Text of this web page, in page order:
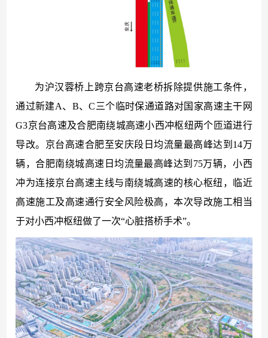
为沪汉蓉桥上跨京台高速老桥拆除提供施工条件，
通过新建A、B、C三个临时保通道路对国家高速主干网
G3京台高速及合肥南绕城高速小西冲枢纽两个匝道进行
导改。京台高速合肥至安庆段日均流量最高峰达到14万
辆，合肥南绕城高速日均流量最高峰达到75万辆，‌小西
冲为连接京台高速主线与南绕城高速的核心枢纽，临近
高速施工及高速通行安全风险极高，本次导改施工相当
于对小西冲枢纽做了一次“心脏搭桥手术”‌。